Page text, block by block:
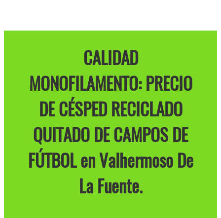
CALIDAD
MONOFILAMENTO: PRECIO
DE CÉSPED RECICLADO
QUITADO DE CAMPOS DE
FÚTBOL en Valhermoso De
La Fuente.